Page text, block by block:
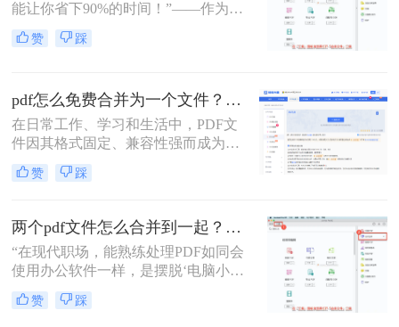
能让你省下90%的时间！”——作为从
事电脑办公软件测评多年的博主，小
编经常收到读者关于PDF合并的求
方法，帮你解决操作繁琐、安全隐忧
等核心困扰。那么多个pdf怎么合并成
一个pdf呢？本文基于真实测试和数
用技能。
赞 踩
pdf怎么免费合并为一个文件？五种免费合并方法详解！
在日常工作、学习和生活中，PDF文
件因其格式固定、兼容性强而成为文
档交换的主流格式。然而，我们经常
遇到需要将多个PDF文件合并为一个
提交组合文档。虽然市面上有众多付
费软件提供PDF编辑功能，但免费方
案同样能高效完成任务。那么pdf怎么
免费合并为一个文件呢？本文将系统
介绍五种免费合并PDF文件的方法，
涵盖在线工具、桌面软件、命令行及
赞 踩
两个pdf文件怎么合并到一起？3分钟教会你5种专业方法，最后一招绝了！
“在现代职场，能熟练处理PDF如同会
使用办公软件一样，是摆脱‘电脑小
白’标签、提升个人效率的隐形核心竞
争力。”——小编“领导刚把项目合同
赞 踩